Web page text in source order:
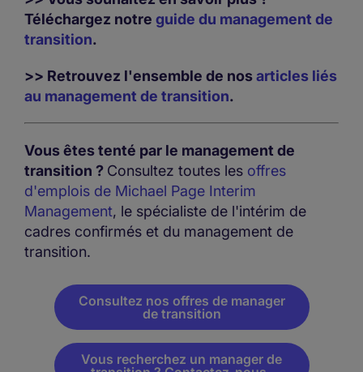
Téléchargez notre guide du management de
transition.
>> Retrouvez l'ensemble de nosarticles liés
au management de transition.
Vous êtes tenté par le management de
transition ? Consultez toutes les offres
d'emplois de Michael Page Interim
Management, le spécialiste de l'intérim de
cadres confirmés et du management de
transition.
Consultez nos offres de manager
de transition
Vous recherchez un manager de